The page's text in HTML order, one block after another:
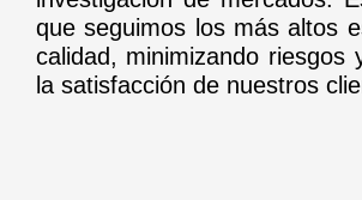
que seguimos los más altos
calidad, minimizando riesgos
la satisfacción de nuestros